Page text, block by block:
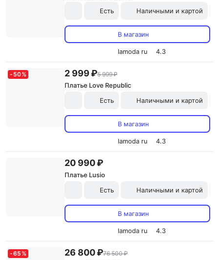
Есть
Наличными и картой
В магазин
lamoda ru 4.3
- 50% 2 999 ₽5 999 ₽
Платье Love Republic
Есть
Наличными и картой
В магазин
lamoda ru 4.3
20 990 ₽
Платье Lusio
Есть
Наличными и картой
В магазин
lamoda ru 4.3
-65 % 26 800 ₽76 500 ₽